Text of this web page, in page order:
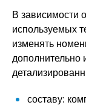
В зависимости
используемых
изменять
дополнительно
составу: